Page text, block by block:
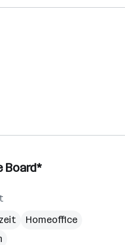
Homeoffice